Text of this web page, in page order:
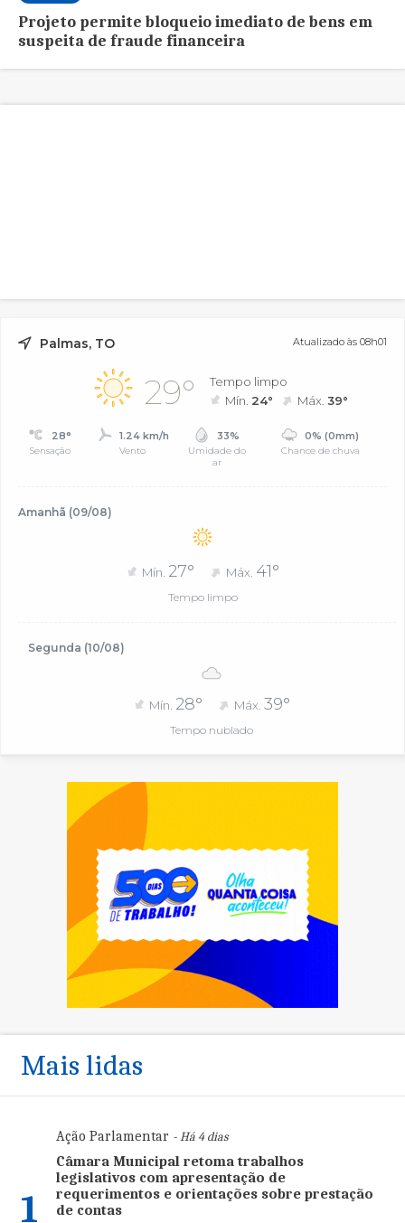
Projeto permite bloqueio imediato de bens em
suspeita de fraude financeira
Palmas, TO Atualizado às 08h01
29°
Tempo limpo
Mín. 24° Máx.39°
28°
Sensação
1.24 km/h
Vento
33%
Umidade do
ar
0% (0mm)
Chance de chuva
Amanhã (09/08)
Mín. 27° Máx. 41°
Tempo limpo
Segunda (10/08)
Mín. 28° Máx. 39°
Tempo nublado
Mais lidas
1
Ação Parlamentar - Há 4 dias
Câmara Municipal retoma trabalhos
legislativos com apresentação de
requerimentos e orientações sobre prestação
de contas